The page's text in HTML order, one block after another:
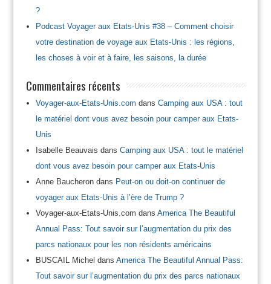
?
Podcast Voyager aux Etats-Unis #38 – Comment choisir
votre destination de voyage aux Etats-Unis : les régions,
les choses à voir et à faire, les saisons, la durée
Commentaires récents
Voyager-aux-Etats-Unis.com dans Camping aux USA : tout
le matériel dont vous avez besoin pour camper aux Etats-
Unis
Isabelle Beauvais dans Camping aux USA : tout le matériel
dont vous avez besoin pour camper aux Etats-Unis
Anne Baucherondans Peut-on ou doit-on continuer de
voyager aux Etats-Unis à l’ère de Trump ?
Voyager-aux-Etats-Unis.com dans America The Beautiful
Annual Pass: Tout savoir sur l’augmentation du prix des
parcs nationaux pour les non résidents américains
BUSCAIL Michel dans America The Beautiful Annual Pass:
Tout savoir sur l’augmentation du prix des parcs nationaux